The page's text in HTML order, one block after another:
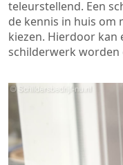
teleurstellend. Een
de kennis in huis om
kiezen. Hierdoor
schilderwerk worden